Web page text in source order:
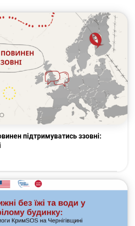
підтримуватись ззовні: